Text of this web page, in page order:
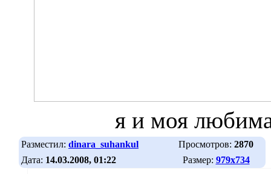
я и моя
Разместил: dinara_suhankul Просмотров: 2870
Дата: 14.03.2008, 01:22 Размер: 979х734